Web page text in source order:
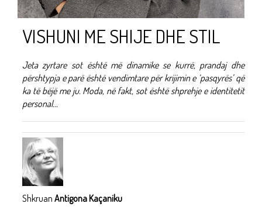
VISHUNI ME SHIJE DHE STIL
Jeta zyrtare sot është më dinamike se kurrë, prandaj dhe
përshtypja e parë është vendimtare për krijimin e ‘pasqyrës’ që
ka të bëjë me ju. Moda, në fakt, sot është shprehje e identitetit
personal...
Shkruan Antigona Kaçaniku